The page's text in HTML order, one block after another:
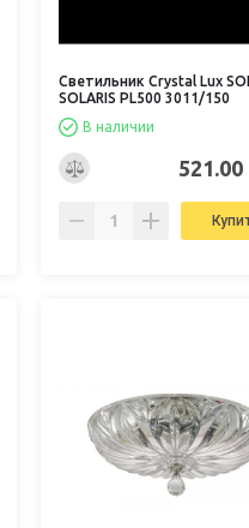
Светильник Crystal Lux
SOLARIS PL500 3011/150
В наличии
521.00